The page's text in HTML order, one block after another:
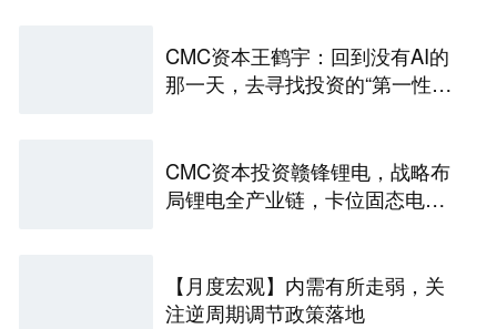
CMC资本王鹤宇：回到没有AI的
那一天，去寻找投资的“第一性原
CMC资本投资赣锋锂电，战略布
局锂电全产业链，卡位固态电池
【月度宏观】内需有所走弱，关
注逆周期调节政策落地